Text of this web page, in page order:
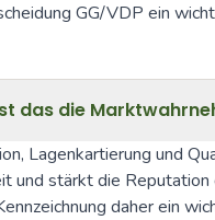
GG/VDP ein
das die
Lagenkartierung und
und stärkt die
daher ein